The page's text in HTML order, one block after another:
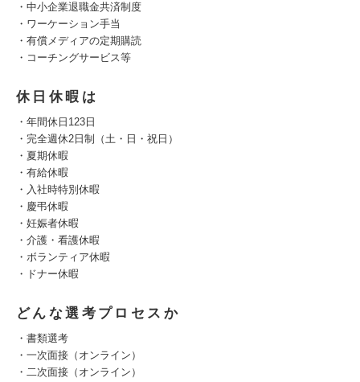
・中小企業退職金共済制度
・ワーケーション手当
・有償メディアの定期購読
・コーチングサービス等
休日休暇は
・年間休日123日
・完全週休2日制（土・日・祝日）
・夏期休暇
・有給休暇
・入社時特別休暇
・慶弔休暇
・妊娠者休暇
・介護・看護休暇
・ボランティア休暇
・ドナー休暇
どんな選考プロセスか
・書類選考
・一次面接（オンライン）
・二次面接（オンライン）